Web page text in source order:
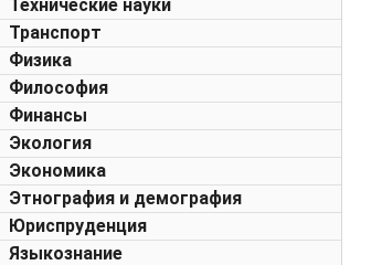
Технические науки
Транспорт
Физика
Философия
Финансы
Экология
Экономика
Этнография и демография
Юриспруденция
Языкознание